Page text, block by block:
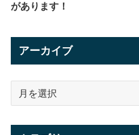
があります！
アーカイブ